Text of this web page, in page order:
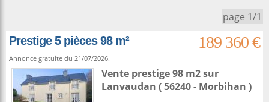
page 1/1
Prestige 5 pièces 98 m²
189 360 €
Annonce gratuite du 21/07/2026.
Vente prestige 98 m2sur
Lanvaudan ( 56240 - Morbihan )